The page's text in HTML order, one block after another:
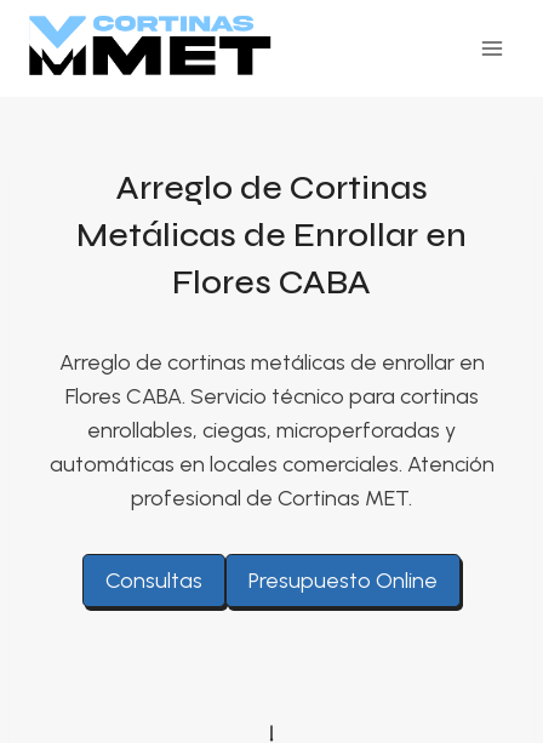
Skip
content
Arreglo de Cortinas
Metálicas de Enrollar en
Flores CABA
Arreglo de cortinas metálicas de enrollar en
Flores CABA. Servicio técnico para cortinas
enrollables, ciegas, microperforadas y
automáticas en locales comerciales. Atención
profesional de Cortinas MET.
Consultas Presupuesto Online